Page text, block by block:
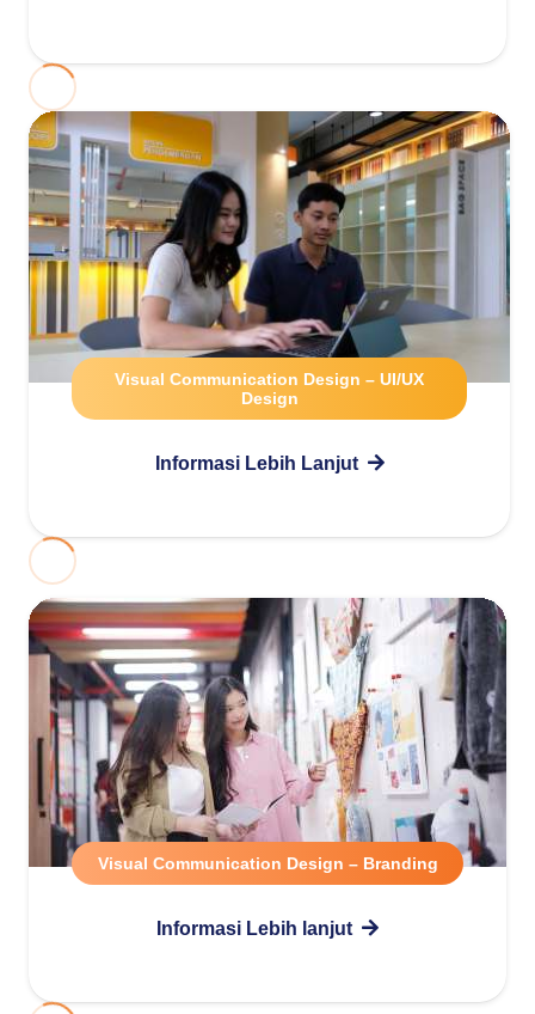
Visual Communication Design – UI/UX
Design
Informasi Lebih Lanjut
Visual Communication Design – Branding
Informasi Lebih lanjut